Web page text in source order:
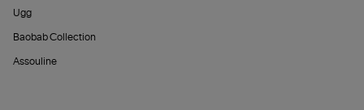
Ugg
Baobab Collection
Assouline